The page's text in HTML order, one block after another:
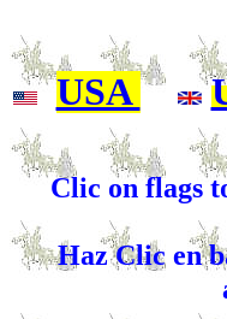
USA|
Clic on flags
Haz Clic en